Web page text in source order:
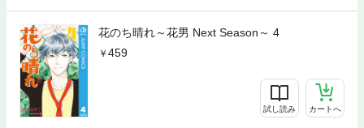
花のち晴れ～花男 Next Season～ 4
459
試し読み カートへ